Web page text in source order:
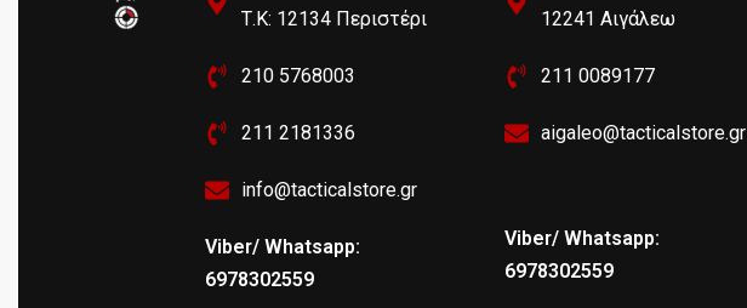
Τ.Κ: 12134 Περιστέρι
210 5768003
211 2181336
info@tacticalstore.gr
Viber/ Whatsapp:
6978302559
12241 Αιγάλεω
211 0089177
aigaleo@tacticalstore.gr
Viber/ Whatsapp:
6978302559